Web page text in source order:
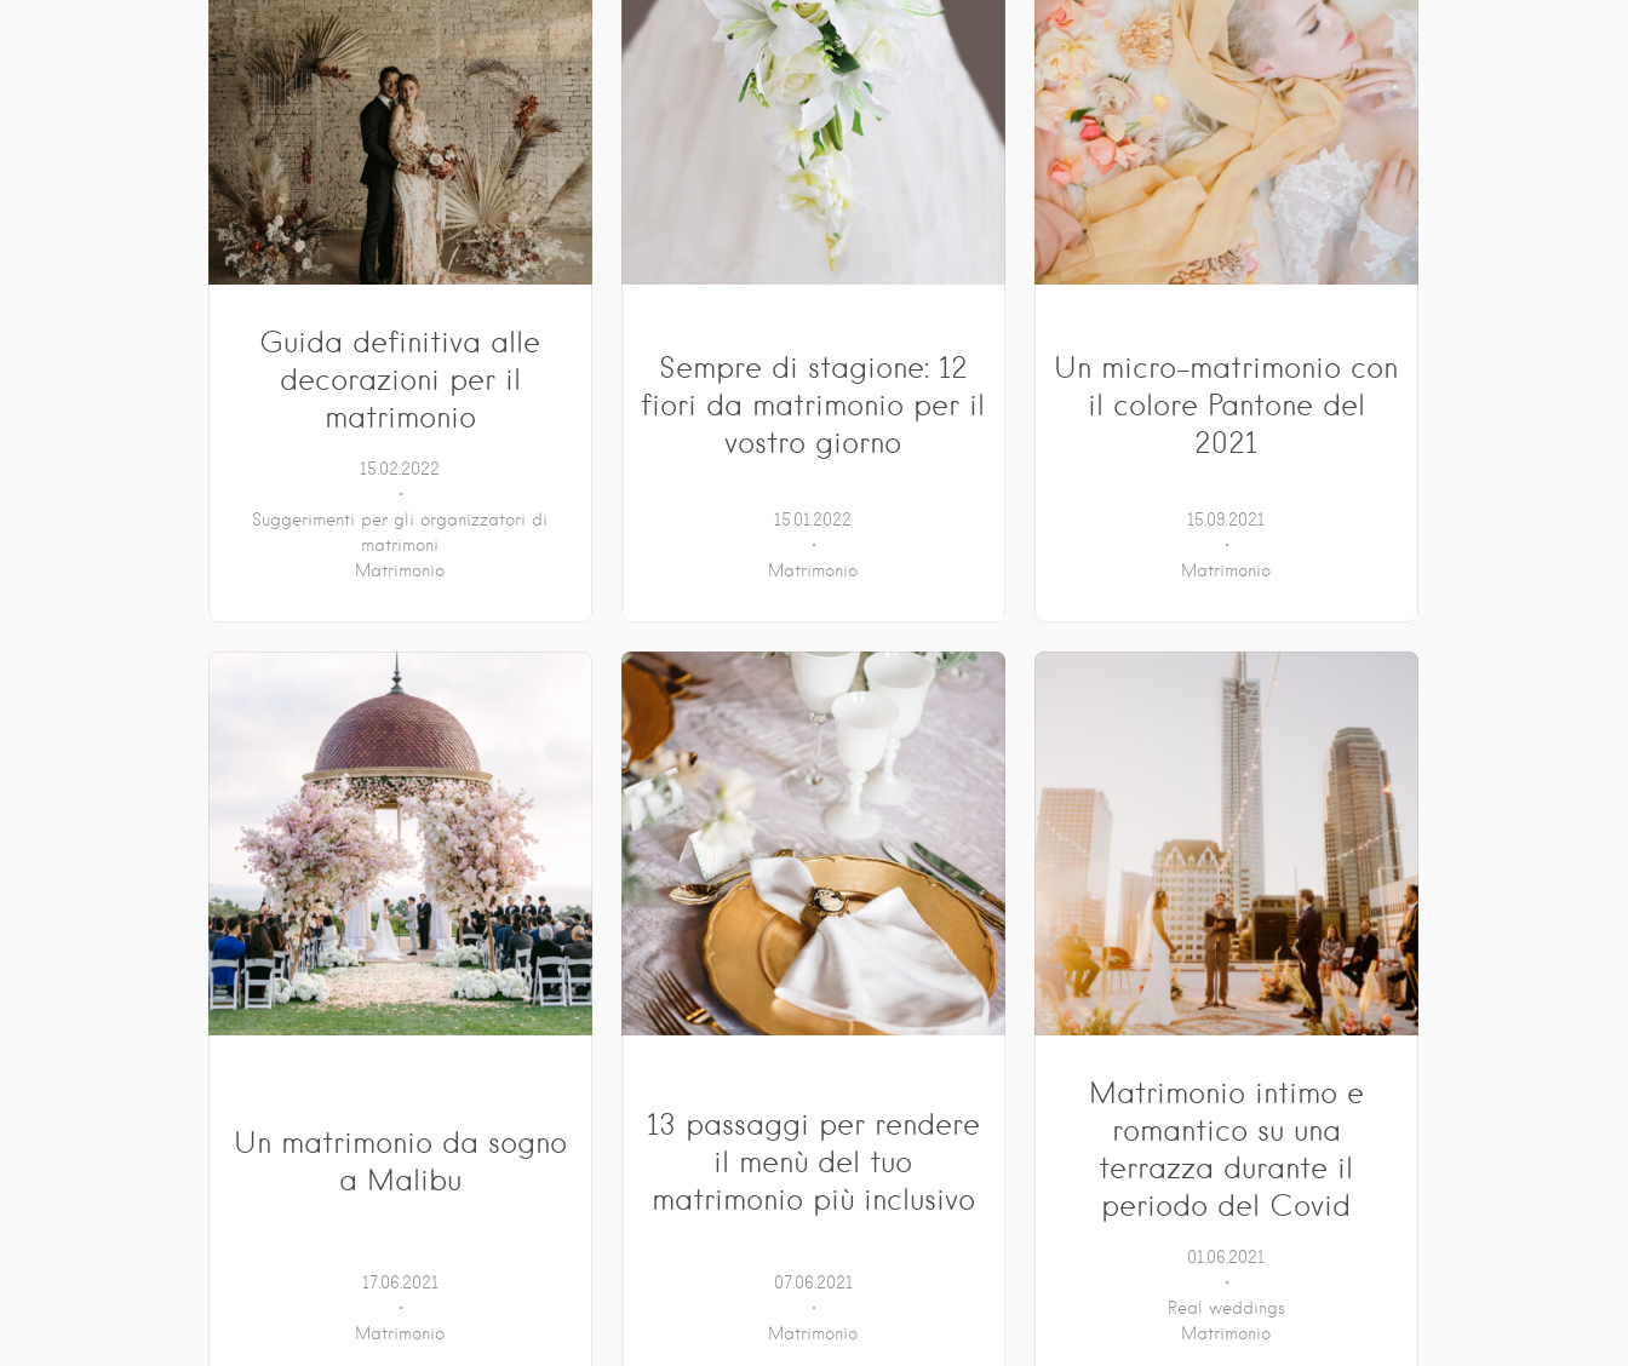
Guida definitiva alle
decorazioni per il
matrimonio
15.02.2022
Suggerimenti per gli organizzatori di
matrimoni
Matrimonio
Sempre di stagione: 12
fiori da matrimonio per il
vostro giorno
15.01.2022
Matrimonio
Un micro-matrimonio con
il colore Pantone del
2021
15.09.2021
Matrimonio
Un matrimonio da sogno
a Malibu
17.06.2021
Matrimonio
13 passaggi per rendere
il menù del tuo
matrimonio più inclusivo
07.06.2021
Matrimonio
Matrimonio intimo e
romantico su una
terrazza durante il
periodo del Covid
01.06.2021
Real weddings
Matrimonio